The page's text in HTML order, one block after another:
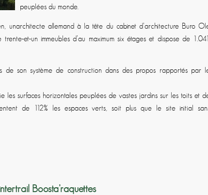
peuplées du monde.
unarchitecte allemand à la tête du cabinet d’architecture Buro
et-un immeubles d’au maximum six étages et dispose de
de son système de construction dans des propos rapportés par
les surfaces horizontales peuplées de vastes jardins sur les toits et
de 112% les espaces verts, soit plus que le site initial
Boosta’raquettes